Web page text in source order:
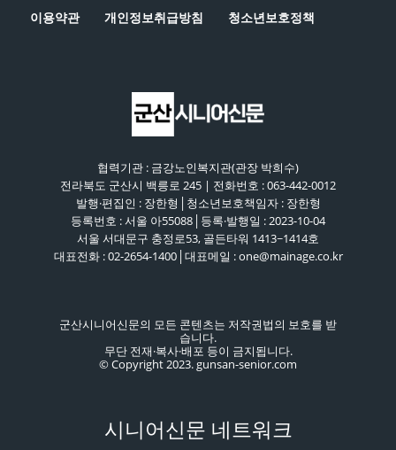
이용약관 개인정보취급방침 청소년보호정책
협력기관 : 금강노인복지관(관장 박희수)
전라북도 군산시 백릉로 245 | 전화번호 : 063-442-0012
발행·편집인 : 장한형│청소년보호책임자 : 장한형
등록번호 : 서울 아55088│등록·발행일 : 2023-10-04
서울 서대문구 충정로53, 골든타워 1413~1414호
대표전화 : 02-2654-1400│대표메일 : one@mainage.co.kr
군산시니어신문의 모든 콘텐츠는 저작권법의 보호를 받
습니다.
무단 전재·복사·배포 등이 금지됩니다.
© Copyright 2023. gunsan-senior.com
시니어신문 네트워크